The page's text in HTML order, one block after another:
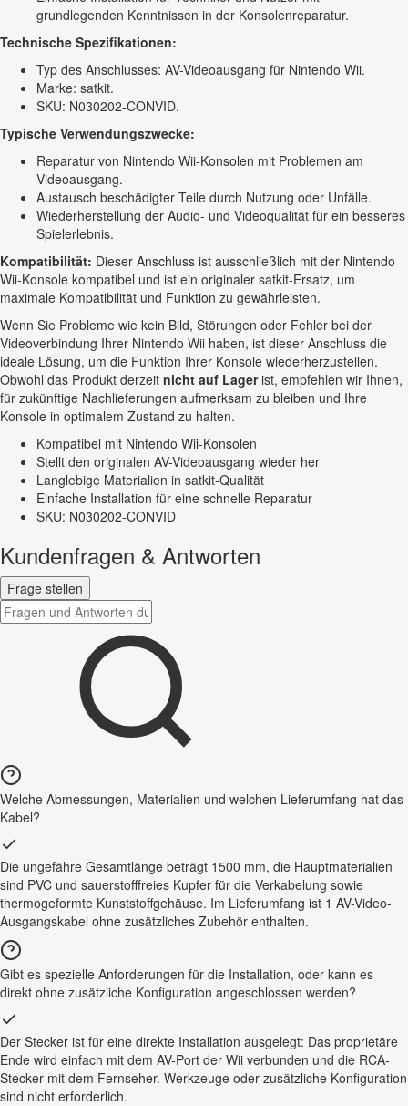
grundlegenden Kenntnissen in der Konsolenreparatur.
Technische Spezifikationen:
Typ des Anschlusses: AV-Videoausgang für Nintendo Wii.
Marke: satkit.
SKU: N030202-CONVID.
Typische Verwendungszwecke:
Reparatur von Nintendo Wii-Konsolen mit Problemen am
Videoausgang.
Austausch beschädigter Teile durch Nutzung oder Unfälle.
Wiederherstellung der Audio- und Videoqualität für ein besseres
Spielerlebnis.
Kompatibilität: Dieser Anschluss ist ausschließlich mit der Nintendo
Wii-Konsole kompatibel und ist ein originaler satkit-Ersatz, um
maximale Kompatibilität und Funktion zu gewährleisten.
Wenn Sie Probleme wie kein Bild, Störungen oder Fehler bei der
Videoverbindung Ihrer Nintendo Wii haben, ist dieser Anschluss die
ideale Lösung, um die Funktion Ihrer Konsole wiederherzustellen.
Obwohl das Produkt derzeit nicht auf Lagerist, empfehlen wir Ihnen,
für zukünftige Nachlieferungen aufmerksam zu bleiben und Ihre
Konsole in optimalem Zustand zu halten.
Kompatibel mit Nintendo Wii-Konsolen
Stellt den originalen AV-Videoausgang wieder her
Langlebige Materialien in satkit-Qualität
Einfache Installation für eine schnelle Reparatur
SKU: N030202-CONVID
Kundenfragen & Antworten
Frage stellen
Welche Abmessungen, Materialien und welchen Lieferumfang hat das
Kabel?
Die ungefähre Gesamtlänge beträgt 1500 mm, die Hauptmaterialien
sind PVC und sauerstofffreies Kupfer für die Verkabelung sowie
thermogeformte Kunststoffgehäuse. Im Lieferumfang ist 1 AV-Video-
Ausgangskabel ohne zusätzliches Zubehör enthalten.
Gibt es spezielle Anforderungen für die Installation, oder kann es
direkt ohne zusätzliche Konfiguration angeschlossen werden?
Der Stecker ist für eine direkte Installation ausgelegt: Das proprietäre
Ende wird einfach mit dem AV-Port der Wii verbunden und die RCA-
Stecker mit dem Fernseher. Werkzeuge oder zusätzliche Konfiguration
sind nicht erforderlich.